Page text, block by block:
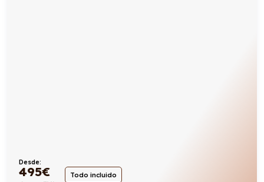
Desde:
495€ Todo incluido